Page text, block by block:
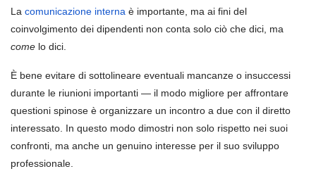
La comunicazione interna è importante, ma ai fini del
coinvolgimento dei dipendenti non conta solo ciò che dici, ma
come lo dici.
È bene evitare di sottolineare eventuali mancanze o insuccessi
durante le riunioni importanti — il modo migliore per affrontare
questioni spinose è organizzare un incontro a due con il diretto
interessato. In questo modo dimostri non solo rispetto nei suoi
confronti, ma anche un genuino interesse per il suo sviluppo
professionale.